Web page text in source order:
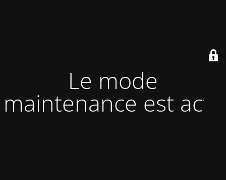
Le mode
maintenance est actif